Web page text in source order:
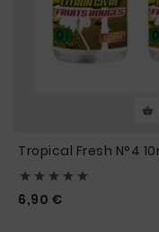
Tropical Fresh N°4
    
6,90 €